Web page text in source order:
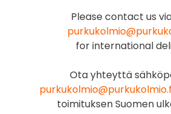
Please contact us
for international
Ota yhteyttä
toimituksen Suomen